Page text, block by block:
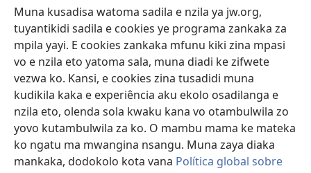
Muna kusadisa watoma sadila e nzila ya jw.org,
tuyantikidi sadila e cookies ye programa zankaka za
mpila yayi. E cookies zankaka mfunu kiki zina mpasi
vo e nzila eto yatoma sala, muna diadi ke zifwete
vezwa ko. Kansi, e cookies zina tusadidi muna
kudikila kaka e experiência aku ekolo osadilanga e
nzila eto, olenda sola kwaku kana vo otambulwila zo
yovo kutambulwila za ko. O mambu mama ke mateka
ko ngatu ma mwangina nsangu. Muna zaya diaka
mankaka, dodokolo kota vana Política global sobre
(opens
new
window)LUNDILU DIA NKANDA mia Mbangi za Yave mu Internete™
(opens
new
window)JW Hub
(opens
new
window)Aplicativo JW Library ®